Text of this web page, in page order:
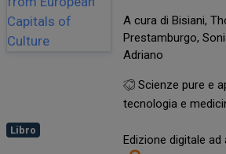
Libro
A cura di Bisiani,
Prestamburgo,
Adriano
Scienze pure e
tecnologia e
Edizione digitale